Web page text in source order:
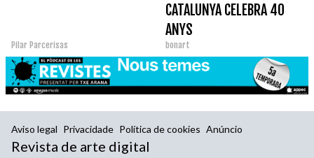
Pilar Parcerisas
CATALUNYA CELEBRA 40
ANYS
bonart
Aviso legal Privacidade Política de cookies Anúncio
Revista de arte digital